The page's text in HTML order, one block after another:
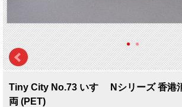
Tiny City No.73 いすゞ Nシリーズ 香港
両 (PET)